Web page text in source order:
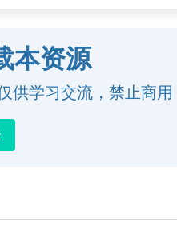
本资源
供学习交流，禁止商用